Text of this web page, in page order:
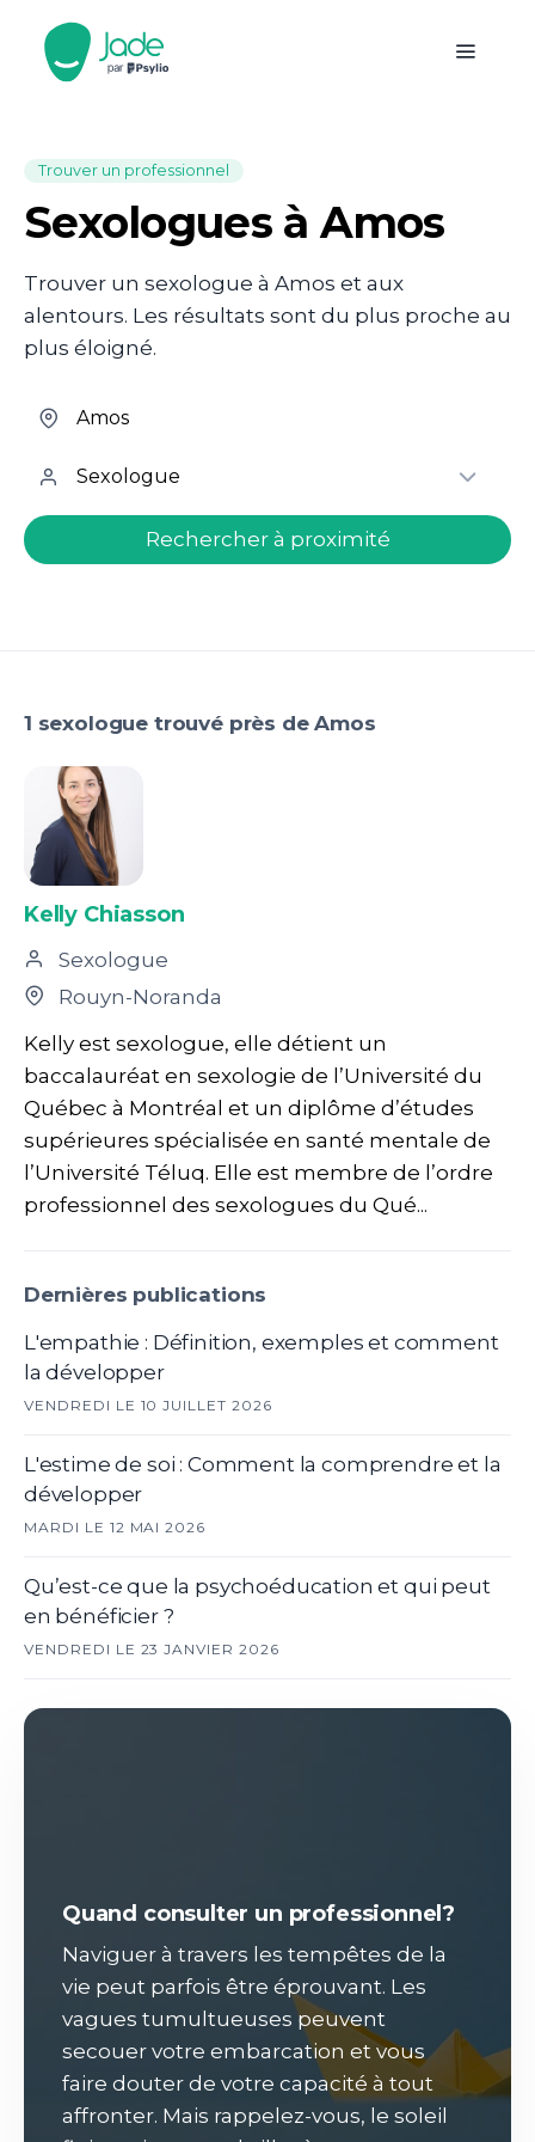
Trouver un professionnel
Sexologues à Amos
Trouver un sexologue à Amos et aux
alentours. Les résultats sont du plus proche au
plus éloigné.
welcome.search.find.subtitle
Rechercher à proximité
1 sexologue trouvé près de Amos
Kelly Chiasson
Sexologue
Rouyn-Noranda
Kelly est sexologue, elle détient un
baccalauréat en sexologie de l’Université du
Québec à Montréal et un diplôme d’études
supérieures spécialisée en santé mentale de
l’Université Téluq. Elle est membre de l’ordre
professionnel des sexologues du Qué...
Dernières publications
L'empathie : Définition, exemples et comment
la développer
VENDREDI LE 10 JUILLET 2026
L'estime de soi : Comment la comprendre et la
développer
MARDI LE 12 MAI 2026
Qu’est-ce que la psychoéducation et qui peut
en bénéficier ?
VENDREDI LE 23 JANVIER 2026
Quand consulter un professionnel?
Naviguer à travers les tempêtes de la
vie peut parfois être éprouvant. Les
vagues tumultueuses peuvent
secouer votre embarcation et vous
faire douter de votre capacité à tout
affronter. Mais rappelez-vous, le soleil